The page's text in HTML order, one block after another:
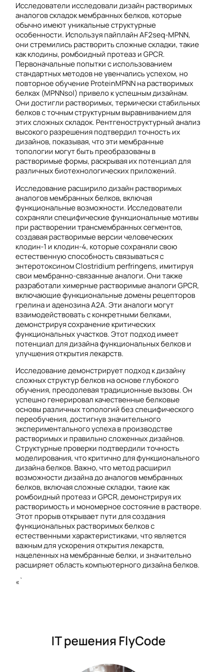
Исследователи исследовали дизайн растворимых
аналогов складок мембранных белков, которые
обычно имеют уникальные структурные
особенности. Используя пайплайн AF2seq-MPNN,
они стремились растворить сложные складки, такие
как клодины, ромбоидный протеаз и GPCR.
Первоначальные попытки с использованием
стандартных методов не увенчались успехом, но
повторное обучение ProteinMPNN на растворимых
белках (MPNNsol) привело к успешным дизайнам.
Они достигли растворимых, термически стабильных
белков с точным структурным выравниванием для
этих сложных складок. Рентгеноструктурный анализ
высокого разрешения подтвердил точность их
дизайнов, показывая, что эти мембранные
топологии могут быть преобразованы в
растворимые формы, раскрывая их потенциал для
различных биотехнологических приложений.
Исследование расширило дизайн растворимых
аналогов мембранных белков, включая
функциональные возможности. Исследователи
сохраняли специфические функциональные мотивы
при растворении трансмембранных сегментов,
создавая растворимые версии человеческих
клодин-1 и клодин-4, которые сохраняли свою
естественную способность связываться с
энтеротоксином Clostridium perfringens, имитируя
свои мембранно-связанные аналоги. Они также
разработали химерные растворимые аналоги GPCR,
включающие функциональные домены рецепторов
грелина и аденозина A2A. Эти аналоги могут
взаимодействовать с конкретными белками,
демонстрируя сохранение критических
функциональных участков. Этот подход имеет
потенциал для дизайна функциональных белков и
улучшения открытия лекарств.
Исследование демонстрирует подход к дизайну
сложных структур белков на основе глубокого
обучения, преодолевая традиционные вызовы. Он
успешно генерировал качественные белковые
основы различных топологий без специфического
переобучения, достигнув значительного
экспериментального успеха в производстве
растворимых и правильно сложенных дизайнов.
Структурные проверки подтвердили точность
моделирования, что критично для функционального
дизайна белков. Важно, что метод расширил
возможности дизайна до аналогов мембранных
белков, включая сложные складки, такие как
ромбоидный протеаз и GPCR, демонстрируя их
растворимость и мономерное состояние в растворе.
Этот прорыв открывает пути для создания
функциональных растворимых белков с
естественными характеристиками, что является
важным для ускорения открытия лекарств,
нацеленных на мембранные белки, и значительно
расширяет область компьютерного дизайна белков.
«`
IT решения FlyCode